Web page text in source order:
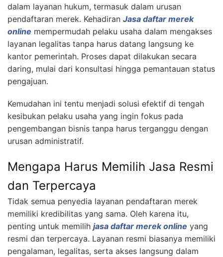
dalam layanan hukum, termasuk dalam urusan
pendaftaran merek. Kehadiran Jasa daftar merek
online mempermudah pelaku usaha dalam mengakses
layanan legalitas tanpa harus datang langsung ke
kantor pemerintah. Proses dapat dilakukan secara
daring, mulai dari konsultasi hingga pemantauan status
pengajuan.
Kemudahan ini tentu menjadi solusi efektif di tengah
kesibukan pelaku usaha yang ingin fokus pada
pengembangan bisnis tanpa harus terganggu dengan
urusan administratif.
Mengapa Harus Memilih Jasa Resmi
dan Terpercaya
Tidak semua penyedia layanan pendaftaran merek
memiliki kredibilitas yang sama. Oleh karena itu,
penting untuk memilih jasa daftar merek online yang
resmi dan terpercaya. Layanan resmi biasanya memiliki
pengalaman, legalitas, serta akses langsung dalam